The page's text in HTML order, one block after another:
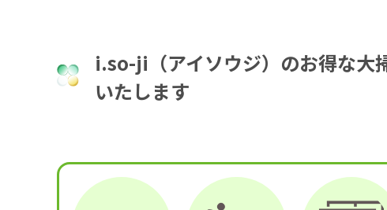
i.so-ji（アイソウジ）のお得な大
いたします